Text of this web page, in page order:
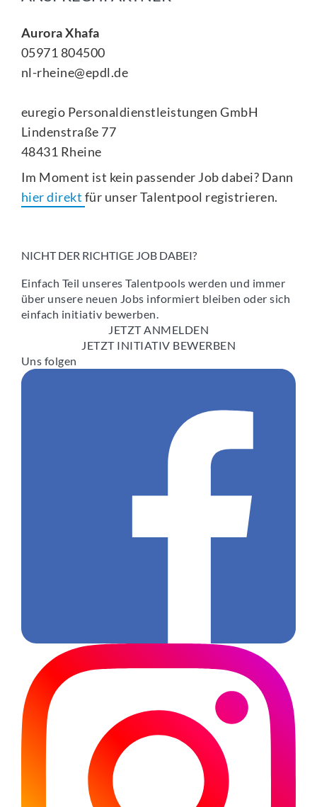
Aurora Xhafa
05971 804500
nl-rheine@epdl.de
euregio Personaldienstleistungen GmbH
Lindenstraße 77
48431 Rheine
Im Moment ist kein passender Job dabei? Dann
hier direkt für unser Talentpool registrieren.
NICHT DER RICHTIGE JOB DABEI?
Einfach Teil unseres Talentpools werden und immer
über unsere neuen Jobs informiert bleiben oder sich
einfach initiativ bewerben.
JETZT ANMELDEN
JETZT INITIATIV BEWERBEN
Uns folgen